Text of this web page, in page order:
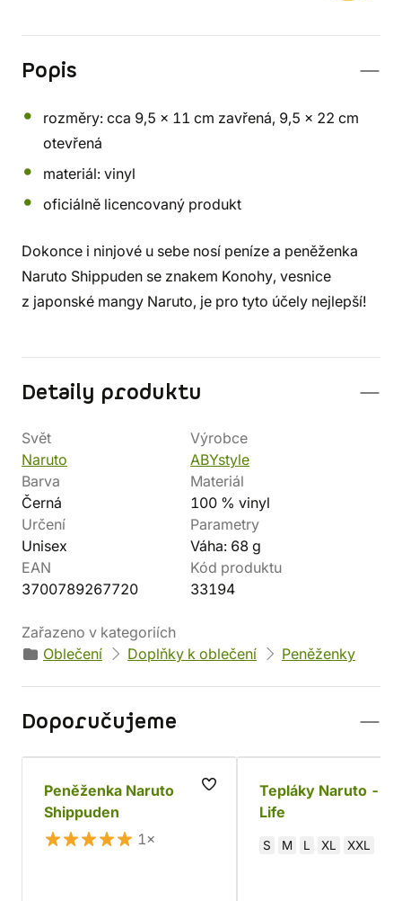
Popis
rozměry: cca 9,5 x 11 cm zavřená, 9,5 x 22 cm
otevřená
materiál: vinyl
oficiálně licencovaný produkt
Dokonce i ninjové u sebe nosí peníze a peněženka
Naruto Shippuden se znakem Konohy, vesnice
z japonské mangy Naruto, je pro tyto účely nejlepší!
Detaily produktu
Svět
Naruto
Výrobce
ABYstyle
Barva
Černá
Materiál
100 % vinyl
Určení
Unisex
Parametry
Váha: 68 g
EAN
3700789267720
Kód produktu
33194
Zařazeno v kategoriích
Oblečení
Doplňky k oblečení Peněženky
Doporučujeme
Peněženka Naruto
Shippuden
1×
Tepláky Naruto -
Life
S M L XL XXL